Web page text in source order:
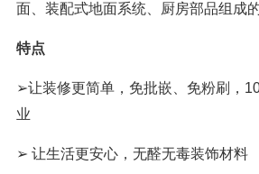
面、装配式地面系统、厨房部品组成
特点
➢让装修更简单，免批嵌、免粉刷，
业
➢ 让生活更安心，无醛无毒装饰材料